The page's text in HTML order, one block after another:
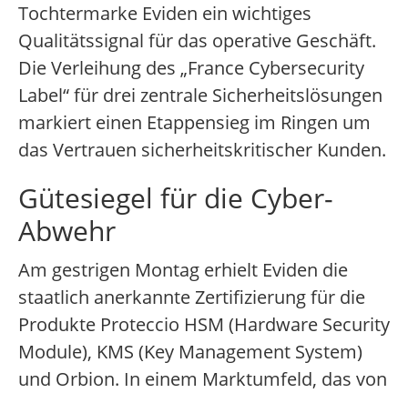
Tochtermarke Eviden ein wichtiges
Qualitätssignal für das operative Geschäft.
Die Verleihung des „France Cybersecurity
Label“ für drei zentrale Sicherheitslösungen
markiert einen Etappensieg im Ringen um
das Vertrauen sicherheitskritischer Kunden.
Gütesiegel für die Cyber-
Abwehr
Am gestrigen Montag erhielt Eviden die
staatlich anerkannte Zertifizierung für die
Produkte Proteccio HSM (Hardware Security
Module), KMS (Key Management System)
und Orbion. In einem Marktumfeld, das von